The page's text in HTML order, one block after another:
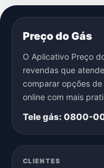
Preço do Gás
O Aplicativo Preço
revendas que
comparar opções
online com mais
Tele gás: 0800-
CLIENTES